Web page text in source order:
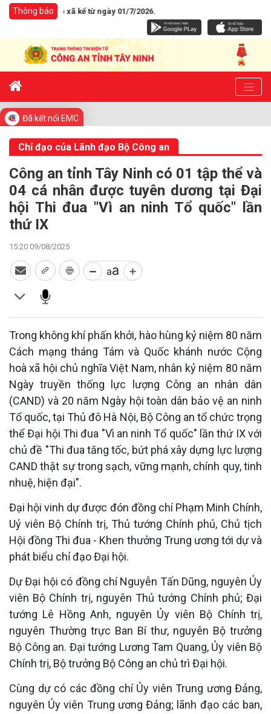
Thông báo
cấp xã kể từ ngày 01/7/2026.
Đã kết nối EMC
Chỉ đạo của Lãnh đạo Bộ Công an
Công an tỉnh Tây Ninh có 01 tập thể và
04 cá nhân được tuyên dương tại Đại
hội Thi đua "Vì an ninh Tổ quốc" lần
thứ IX
15:20 09/08/2025
Trong không khí phấn khởi, hào hùng kỷ niệm 80 năm
Cách mạng tháng Tám và Quốc khánh nước Cộng
hoà xã hội chủ nghĩa Việt Nam, nhân kỷ niệm 80 năm
Ngày truyền thống lực lượng Công an nhân dân
(CAND) và 20 năm Ngày hội toàn dân bảo vệ an ninh
Tổ quốc, tại Thủ đô Hà Nội, Bộ Công an tổ chức trọng
thể Đại hội Thi đua "Vì an ninh Tổ quốc" lần thứ IX với
chủ đề "Thi đua tăng tốc, bứt phá xây dựng lực lượng
CAND thật sự trong sạch, vững mạnh, chính quy, tinh
nhuệ, hiện đại".
Đại hội vinh dự được đón đồng chí Phạm Minh Chính,
Uỷ viên Bộ Chính trị, Thủ tướng Chính phủ, Chủ tịch
Hội đồng Thi đua - Khen thưởng Trung ương tới dự và
phát biểu chỉ đạo Đại hội.
Dự Đại hội có đồng chí Nguyễn Tấn Dũng, nguyên Ủy
viên Bộ Chính trị, nguyên Thủ tướng Chính phủ; Đại
tướng Lê Hồng Anh, nguyên Ủy viên Bộ Chính trị,
nguyên Thường trực Ban Bí thư, nguyên Bộ trưởng
Bộ Công an. Đại tướng Lương Tam Quang, Ủy viên Bộ
Chính trị, Bộ trưởng Bộ Công an chủ trì Đại hội.
Cùng dự có các đồng chí Ủy viên Trung ương Đảng,
nguyên Ủy viên Trung ương Đảng; lãnh đạo các ban,